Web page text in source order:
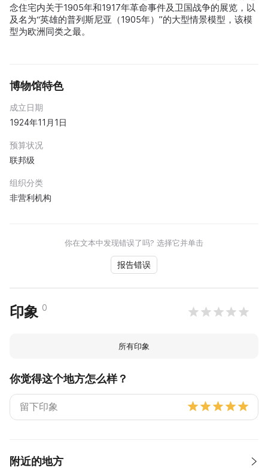
念住宅内关于1905年和1917年革命事件及卫国战争的展览，以
及名为“英雄的普列斯尼亚（1905年）”的大型情景模型，该模
型为欧洲同类之最。
博物馆特色
成立日期
1924年11月1日
预算状况
联邦级
组织分类
非营利机构
你在文本中发现错误了吗? 选择它并单击
报告错误
印象 0
所有印象
你觉得这个地方怎么样？
附近的地方